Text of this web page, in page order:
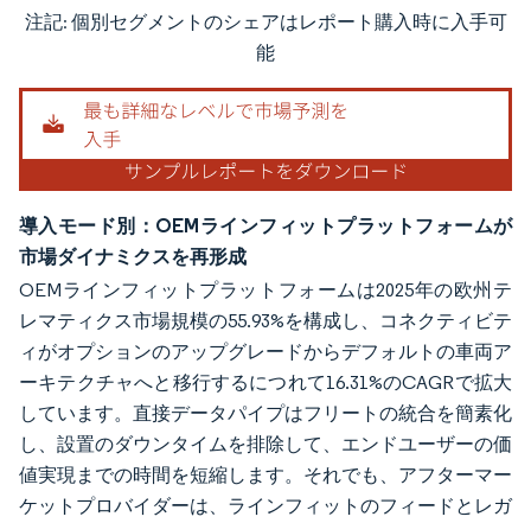
画像 © Mordor Intelligence。再利用にはCC BY 4.0の表示が必要です。
注記: 個別セグメントのシェアはレポート購入時に入手可
能
導入モード別：OEMラインフィットプラットフォームが
市場ダイナミクスを再形成
OEMラインフィットプラットフォームは2025年の欧州テ
レマティクス市場規模の55.93%を構成し、コネクティビテ
ィがオプションのアップグレードからデフォルトの車両ア
ーキテクチャへと移行するにつれて16.31%のCAGRで拡大
しています。直接データパイプはフリートの統合を簡素化
し、設置のダウンタイムを排除して、エンドユーザーの価
値実現までの時間を短縮します。それでも、アフターマー
ケットプロバイダーは、ラインフィットのフィードとレガ